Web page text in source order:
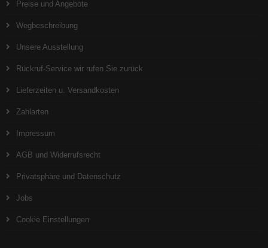
Preise und Angebote
Wegbeschreibung
Unsere Ausstellung
Rückruf-Service wir rufen Sie zurück
Lieferzeiten u. Versandkosten
Zahlarten
Impressum
AGB und Widerrufsrecht
Privatsphäre und Datenschutz
Jobs
Cookie Einstellungen